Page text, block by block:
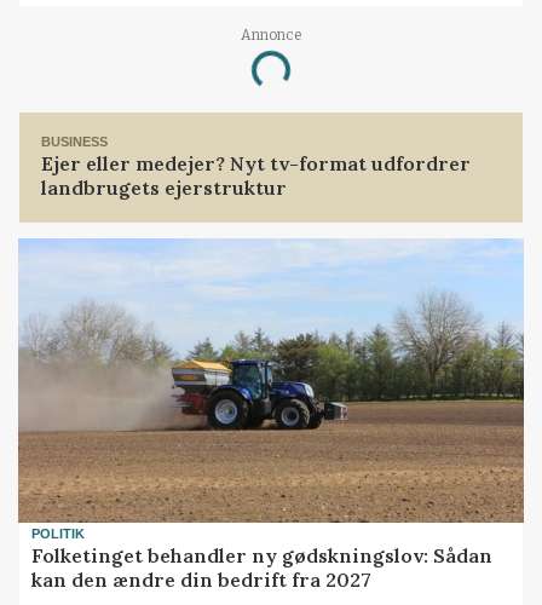
Annonce
Loading...
BUSINESS
Ejer eller medejer? Nyt tv-format udfordrer
landbrugets ejerstruktur
POLITIK
Folketinget behandler ny gødskningslov: Sådan
kan den ændre din bedrift fra 2027